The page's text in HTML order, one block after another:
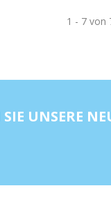
1 - 7 von
UNSERE